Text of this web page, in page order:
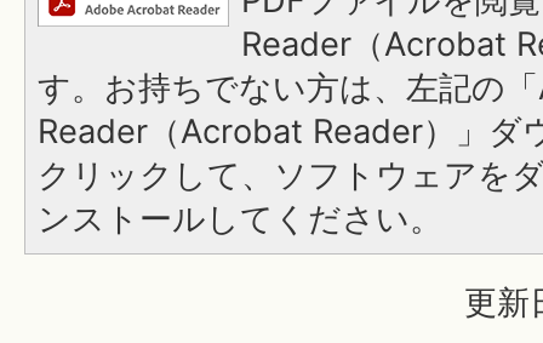
Reader（Acrobat
す。お持ちでない方は、左記の
Reader（Acrobat Reader）」ダ
クリックして、ソフトウェアを
ンストールしてください。
更新